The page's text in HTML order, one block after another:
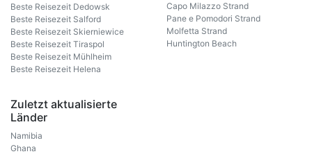
Beste Reisezeit Dedowsk
Beste Reisezeit Salford
Beste Reisezeit Skierniewice
Beste Reisezeit Tiraspol
Beste Reisezeit Mühlheim
Beste Reisezeit Helena
Capo Milazzo Strand
Pane e Pomodori Strand
Molfetta Strand
Huntington Beach
Zuletzt aktualisierte
Länder
Namibia
Ghana